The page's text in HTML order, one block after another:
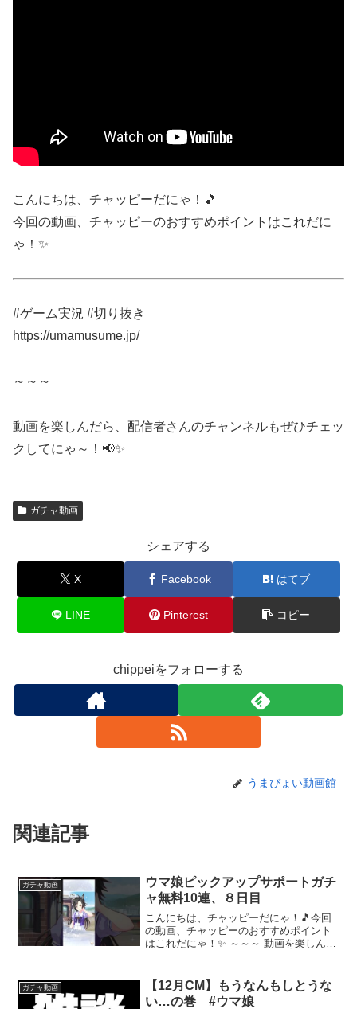
こんにちは、チャッピーだにゃ！🎵
今回の動画、チャッピーのおすすめポイントはこれだに
ゃ！✨
#ゲーム実況 #切り抜き
https://umamusume.jp/
～～～
動画を楽しんだら、配信者さんのチャンネルもぜひチェッ
クしてにゃ～！📢✨
ガチャ動画
シェアする
X Facebook はてブ
LINE Pinterest コピー
chippeiをフォローする
うまぴょい動画館
関連記事
ガチャ動画
ウマ娘ピックアップサポートガチ
ャ無料10連、８日目
こんにちは、チャッピーだにゃ！🎵今回
の動画、チャッピーのおすすめポイント
はこれだにゃ！✨ ～～～ 動画を楽しんだ
ガチャ動画
【12月CM】もうなんもしとうな
い…の巻 #ウマ娘